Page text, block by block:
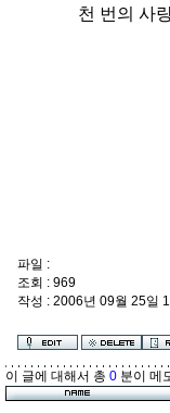
천 번의 사
너의 눈을 볼 때면
사랑을
어둔 의미없던 시
파일 :
조회 : 969
작성 : 2006년 09월 25일
이 글에 대해서 총 0 분이 메